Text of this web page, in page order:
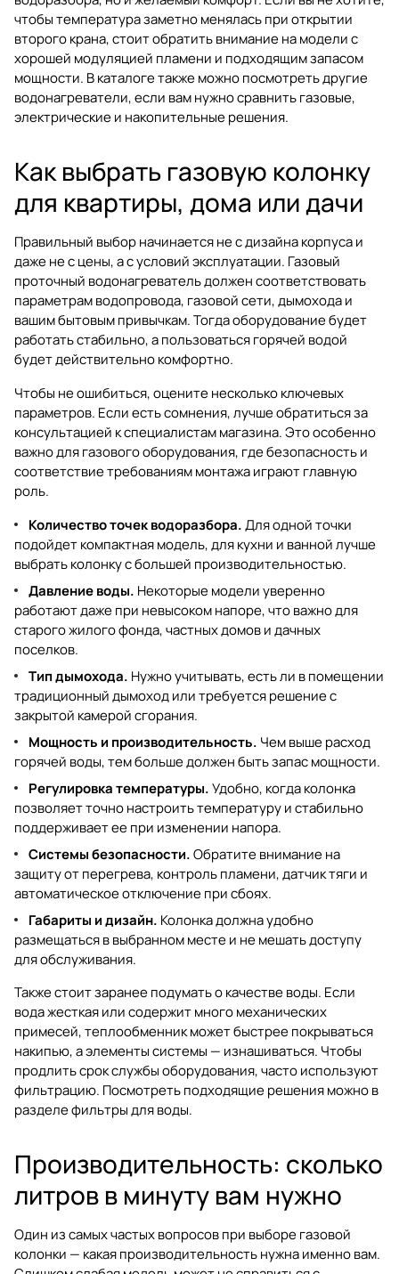
чтобы температура заметно менялась при открытии
второго крана, стоит обратить внимание на модели с
хорошей модуляцией пламени и подходящим запасом
мощности. В каталоге также можно посмотреть другие
водонагреватели, если вам нужно сравнить газовые,
электрические и накопительные решения.
Как выбрать газовую колонку
для квартиры, дома или дачи
Правильный выбор начинается не с дизайна корпуса и
даже не с цены, а с условий эксплуатации. Газовый
проточный водонагреватель должен соответствовать
параметрам водопровода, газовой сети, дымохода и
вашим бытовым привычкам. Тогда оборудование будет
работать стабильно, а пользоваться горячей водой
будет действительно комфортно.
Чтобы не ошибиться, оцените несколько ключевых
параметров. Если есть сомнения, лучше обратиться за
консультацией к специалистам магазина. Это особенно
важно для газового оборудования, где безопасность и
соответствие требованиям монтажа играют главную
роль.
Количество точек водоразбора.Для одной точки
подойдет компактная модель, для кухни и ванной лучше
выбрать колонку с большей производительностью.
Давление воды. Некоторые модели уверенно
работают даже при невысоком напоре, что важно для
старого жилого фонда, частных домов и дачных
поселков.
Тип дымохода. Нужно учитывать, есть ли в помещении
традиционный дымоход или требуется решение с
закрытой камерой сгорания.
Мощность и производительность. Чем выше расход
горячей воды, тем больше должен быть запас мощности.
Регулировка температуры.Удобно, когда колонка
позволяет точно настроить температуру и стабильно
поддерживает ее при изменении напора.
Системы безопасности.Обратите внимание на
защиту от перегрева, контроль пламени, датчик тяги и
автоматическое отключение при сбоях.
Габариты и дизайн. Колонка должна удобно
размещаться в выбранном месте и не мешать доступу
для обслуживания.
Также стоит заранее подумать о качестве воды. Если
вода жесткая или содержит много механических
примесей, теплообменник может быстрее покрываться
накипью, а элементы системы — изнашиваться. Чтобы
продлить срок службы оборудования, часто используют
фильтрацию. Посмотреть подходящие решения можно в
разделефильтры для воды.
Производительность: сколько
литров в минуту вам нужно
Один из самых частых вопросов при выборе газовой
колонки — какая производительность нужна именно вам.